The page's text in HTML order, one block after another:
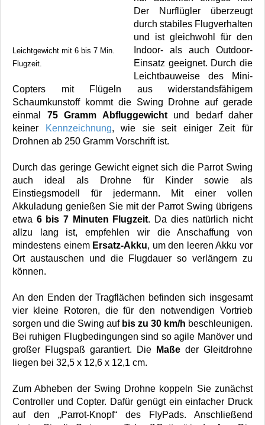
Leichtgewicht mit 6 bis 7 Min.
Flugzeit.
Der Nurflügler überzeugt
durch stabiles Flugverhalten
und ist gleichwohl für den
Indoor- als auch Outdoor-
Einsatz geeignet. Durch die
Leichtbauweise des Mini-
Copters mit Flügeln aus widerstandsfähigem
Schaumkunstoff kommt die Swing Drohne auf gerade
einmal 75 Gramm Abfluggewichtund bedarf daher
keiner
Kennzeichnung, wie sie seit einiger Zeit für
Drohnen ab 250 Gramm Vorschrift ist.
Durch das geringe Gewicht eignet sich die Parrot Swing
auch ideal als Drohne für Kinder sowie als
Einstiegsmodell für jedermann. Mit einer vollen
Akkuladung genießen Sie mit der Parrot Swing übrigens
etwa 6 bis 7 Minuten Flugzeit. Da dies natürlich nicht
allzu lang ist, empfehlen wir die Anschaffung von
mindestens einem Ersatz-Akku, um den leeren Akku vor
Ort austauschen und die Flugdauer so verlängern zu
können.
An den Enden der Tragflächen befinden sich insgesamt
vier kleine Rotoren, die für den notwendigen Vortrieb
sorgen und die Swing auf bis zu 30 km/h beschleunigen.
Bei ruhigen Flugbedingungen sind so agile Manöver und
großer Flugspaß garantiert. Die
Maße der Gleitdrohne
liegen bei 32,5 x 12,6 x 12,1 cm.
Zum Abheben der Swing Drohne koppeln Sie zunächst
Controller und Copter. Dafür genügt ein einfacher Druck
auf den „Parrot-Knopf“ des FlyPads. Anschließend